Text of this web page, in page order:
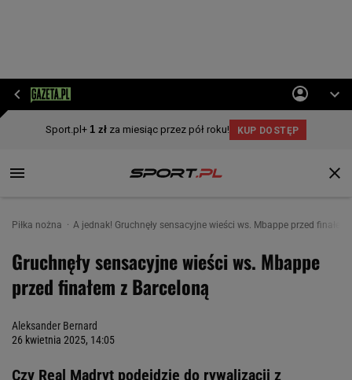
Piłka nożna A jednak! Gruchnęły sensacyjne wieści ws. Mbappe przed
Gruchnęły sensacyjne wieści ws. Mbappe
przed finałem z Barceloną
Aleksander Bernard
26 kwietnia 2025, 14:05
Czy Real Madryt podejdzie do rywalizacji z